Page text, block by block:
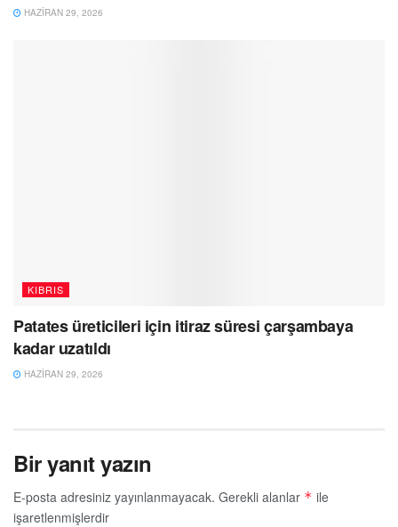
HAZIRAN 29, 2026
KIBRIS
Patates üreticileri için itiraz süresi çarşambaya
kadar uzatıldı
HAZIRAN 29, 2026
Bir yanıt yazın
E-posta adresiniz yayınlanmayacak. Gerekli alanlar * ile
işaretlenmişlerdir